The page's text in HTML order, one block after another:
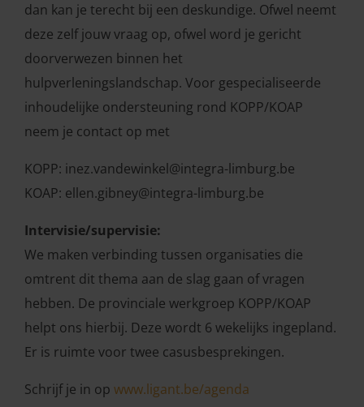
dan kan je terecht bij een deskundige. Ofwel neemt
deze zelf jouw vraag op, ofwel word je gericht
doorverwezen binnen het
hulpverleningslandschap. Voor gespecialiseerde
inhoudelijke ondersteuning rond KOPP/KOAP
neem je contact op met
KOPP: inez.vandewinkel@integra-limburg.be
KOAP: ellen.gibney@integra-limburg.be
Intervisie/supervisie:
We maken verbinding tussen organisaties die
omtrent dit thema aan de slag gaan of vragen
hebben. De provinciale werkgroep KOPP/KOAP
helpt ons hierbij. Deze wordt 6 wekelijks ingepland.
Er is ruimte voor twee casusbesprekingen.
Schrijf je in op www.ligant.be/agenda